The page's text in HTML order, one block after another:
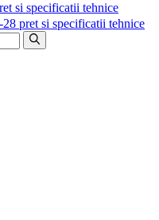
si specificatii tehnice
pret si specificatii tehnice